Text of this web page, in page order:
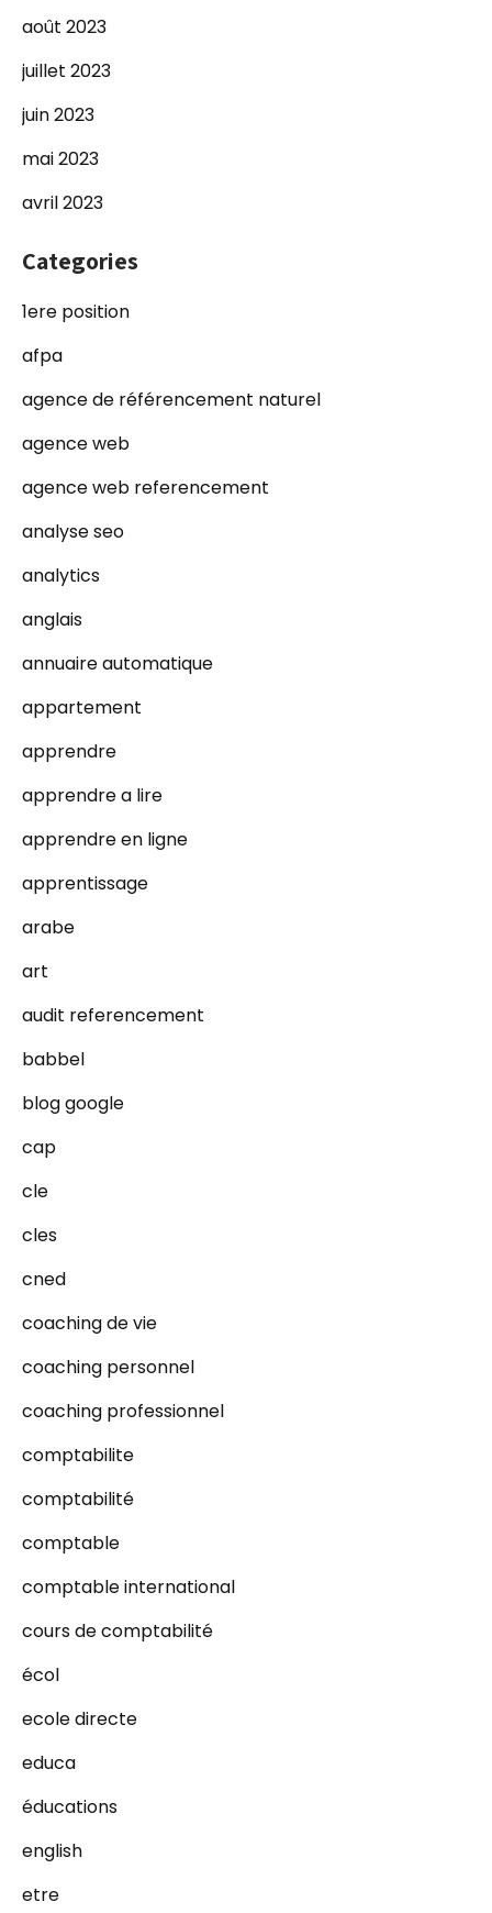
août 2023
juillet 2023
juin 2023
mai 2023
avril 2023
Categories
1ere position
afpa
agence de référencement naturel
agence web
agence web referencement
analyse seo
analytics
anglais
annuaire automatique
appartement
apprendre
apprendre a lire
apprendre en ligne
apprentissage
arabe
art
audit referencement
babbel
blog google
cap
cle
cles
cned
coaching de vie
coaching personnel
coaching professionnel
comptabilite
comptabilité
comptable
comptable international
cours de comptabilité
écol
ecole directe
educa
éducations
english
etre